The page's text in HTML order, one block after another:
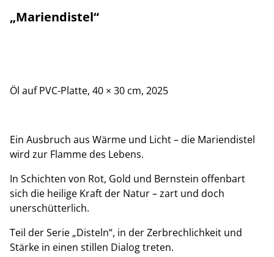
„Mariendistel“
Öl auf PVC-Platte, 40 × 30 cm, 2025
Ein Ausbruch aus Wärme und Licht – die Mariendistel
wird zur Flamme des Lebens.
In Schichten von Rot, Gold und Bernstein offenbart
sich die heilige Kraft der Natur – zart und doch
unerschütterlich.
Teil der Serie „Disteln“, in der Zerbrechlichkeit und
Stärke in einen stillen Dialog treten.